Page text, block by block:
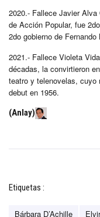
2020.- Fallece Javier
de Acción Popular, fue
2do gobierno de Fernando
2021.- Fallece Violeta
décadas, la convirtieron
teatro y telenovelas, cuyo
debut en 1956.
(Anlay)
Etiquetas :
Bárbara D’Achille